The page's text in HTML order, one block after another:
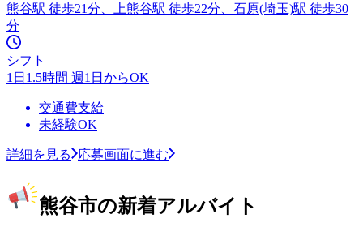
熊谷駅 徒歩21分、上熊谷駅 徒歩22分、石原(埼玉)駅 徒歩30
分
シフト
1日1.5時間 週1日からOK
交通費支給
未経験OK
詳細を見る 応募画面に進む
熊谷市の新着アルバイト